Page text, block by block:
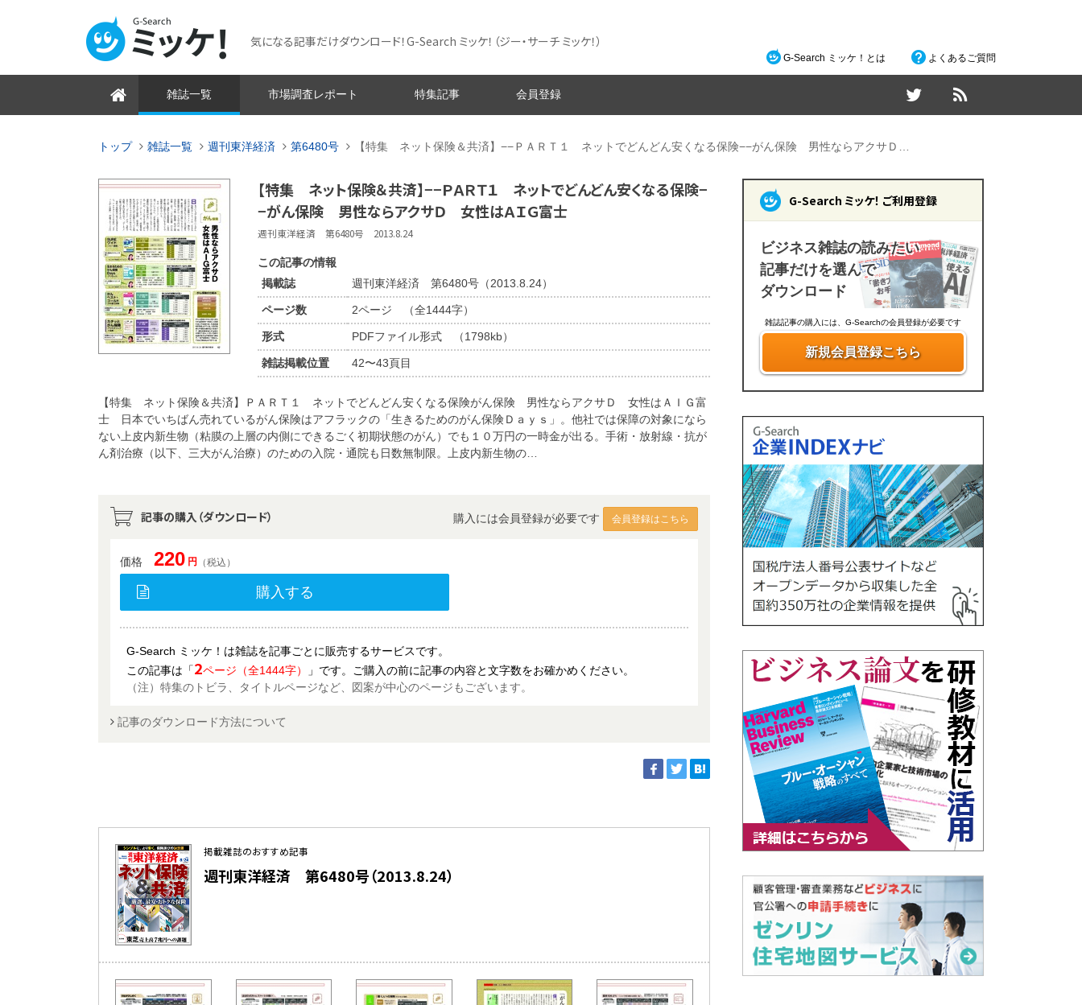
気になる記事だけダウンロード！G-Search ミッケ！ （ジー・サーチ ミッケ！）
G-Search ミッケ！とは よくあるご質問
雑誌一覧 市場調査レポート 特集記事 会員登録
トップ 雑誌一覧 週刊東洋経済 第6480号 【特集 ネット保険＆共済】−−ＰＡＲＴ１ ネットでどんどん安くなる保険−−がん保険 男性ならアクサＤ…
【特集 ネット保険＆共済】−−ＰＡＲＴ１ ネットでどんどん安くなる保険−
−がん保険 男性ならアクサＤ 女性はＡＩＧ富士
週刊東洋経済 第6480号 2013.8.24
この記事の情報
掲載誌
週刊東洋経済 第6480号（2013.8.24）
ページ数 2ページ （全1444字）
形式 PDFファイル形式 （1798kb）
雑誌掲載位置 42〜43頁目
【特集 ネット保険＆共済】ＰＡＲＴ１ ネットでどんどん安くなる保険がん保険 男性ならアクサＤ 女性はＡＩＧ富
士 日本でいちばん売れているがん保険はアフラックの「生きるためのがん保険Ｄａｙｓ」。他社では保障の対象になら
ない上皮内新生物（粘膜の上層の内側にできるごく初期状態のがん）でも１０万円の一時金が出る。手術・放射線・抗が
ん剤治療（以下、三大がん治療）のための入院・通院も日数無制限。上皮内新生物の…
記事の購入（ダウンロード） 購入には会員登録が必要です 会員登録はこちら
価格 220 円 （税込）
購入する
G-Search ミッケ！は雑誌を記事ごとに販売するサービスです。
この記事は「2ページ（全1444字）
」です。ご購入の前に記事の内容と文字数をお確かめください。
（注）特集のトビラ、タイトルページなど、図案が中心のページもございます。
記事のダウンロード方法について
掲載雑誌のおすすめ記事
週刊東洋経済 第6480号（2013.8.24）
G-Search ミッケ！ ご利用登録
ビジネス雑誌の読みたい
記事だけを選んで
ダウンロード
雑誌記事の購入には、G-Searchの会員登録が必要です
新規会員登録こちら